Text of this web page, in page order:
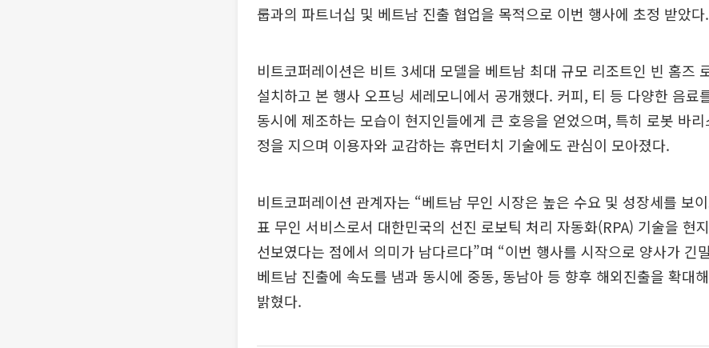
룹과의 파트너십 및 베트남 진출 협업을 목적으로 이번 행사에 초정 받았다.
비트코퍼레이션은 비트 3세대 모델을 베트남 최대 규모 리조트인 빈 홈즈
설치하고 본 행사 오프닝 세레모니에서 공개했다. 커피, 티 등 다양한 음료
동시에 제조하는 모습이 현지인들에게 큰 호응을 얻었으며, 특히 로봇 바
정을 지으며 이용자와 교감하는 휴먼터치 기술에도 관심이 모아졌다.
비트코퍼레이션 관계자는 “베트남 무인 시장은 높은 수요 및 성장세를 보
표 무인 서비스로서 대한민국의 선진 로보틱 처리 자동화(RPA) 기술을 현
선보였다는 점에서 의미가 남다르다”며 “이번 행사를 시작으로 양사가 긴
베트남 진출에 속도를 냄과 동시에 중동, 동남아 등 향후 해외진출을 확대
밝혔다.